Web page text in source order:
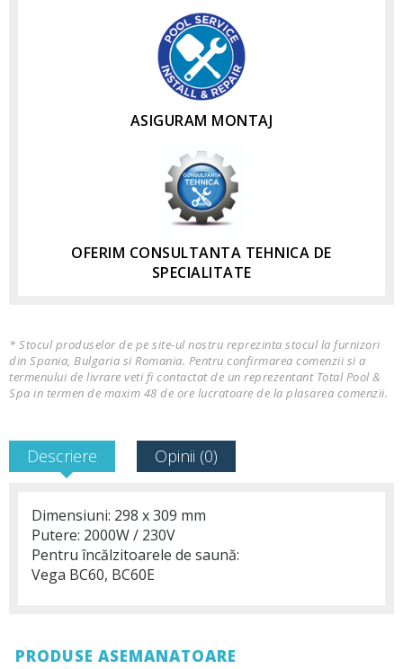
ASIGURAM MONTAJ
OFERIM CONSULTANTA TEHNICA DE
SPECIALITATE
* Stocul produselor de pe site-ul nostru reprezinta stocul la furnizori
din Spania, Bulgaria si Romania. Pentru confirmarea comenzii si a
termenului de livrare veti fi contactat de un reprezentant Total Pool &
Spa in termen de maxim 48 de ore lucratoare de la plasarea comenzii.
Descriere Opinii (0)
Dimensiuni: 298 x 309 mm
Putere: 2000W / 230V
Pentru încălzitoarele de saună:
Vega BC60, BC60E
PRODUSE ASEMANATOARE